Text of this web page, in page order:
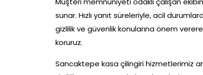
sunar. Hızlı yanıt süreleriyle, acil
gizlilik ve güvenlik konularına önem
koruruz.
Sancaktepe kasa çilingiri hizmetlerimiz